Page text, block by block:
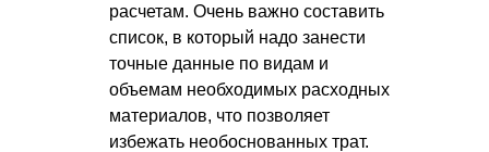
расчетам. Очень важно составить
список, в который надо занести
точные данные по видам и
объемам необходимых расходных
материалов, что позволяет
избежать необоснованных трат.